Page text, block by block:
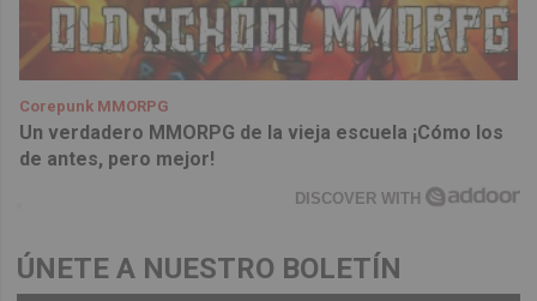
Corepunk MMORPG
Un verdadero MMORPG de la vieja escuela ¡Cómo los
de antes, pero mejor!
DISCOVER WITH
ÚNETE A NUESTRO BOLETÍN